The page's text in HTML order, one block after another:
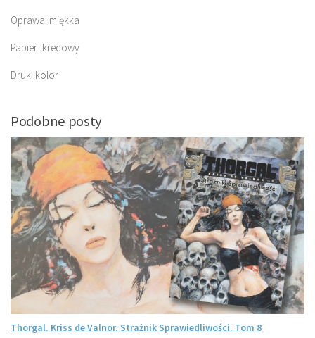
Oprawa: miękka
Papier: kredowy
Druk: kolor
Podobne posty
Thorgal. Kriss de Valnor. Strażnik Sprawiedliwości. Tom 8